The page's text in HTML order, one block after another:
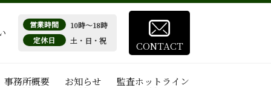
営業時間
10時～18時
定休日
土・日・祝 CONTACT
事務所概要 お知らせ 監査ホットライン